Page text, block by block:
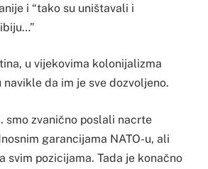
i “tako su uništavali i
u vijekovima kolonijalizma
da im je sve dozvoljeno.
smo zvanično poslali nacrte
garancijama NATO-u, ali
svim pozicijama. Tada je konačno